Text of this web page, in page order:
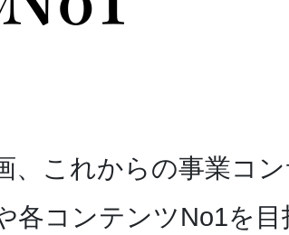
、これからの事業コ
各コンテンツNo1を目